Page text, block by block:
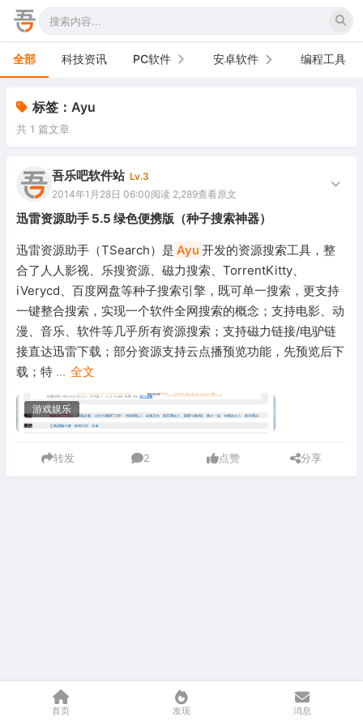
首页 发现 消息
全部 科技资讯 PC软件
办公软件
网络软件
图形图像
游戏娱乐
安全防御
系统下载
系统工具
安卓软件
手机软件
电视软件
车机软件
编程工具
标签：Ayu
共 1 篇文章
吾乐吧软件站 Lv.3
2014年1月28日 06:00阅读 2,289查看原文
迅雷资源助手 5.5 绿色便携版（种子搜索神器）
迅雷资源助手（TSearch）是 Ayu 开发的资源搜索工具，整
合了人人影视、乐搜资源、磁力搜索、TorrentKitty、
iVerycd、百度网盘等种子搜索引擎，既可单一搜索，更支持
一键整合搜索，实现一个软件全网搜索的概念；支持电影、动
漫、音乐、软件等几乎所有资源搜索；支持磁力链接/电驴链
接直达迅雷下载；部分资源支持云点播预览功能，先预览后下
载；特 ... 全文
游戏娱乐
转发 2 点赞 分享